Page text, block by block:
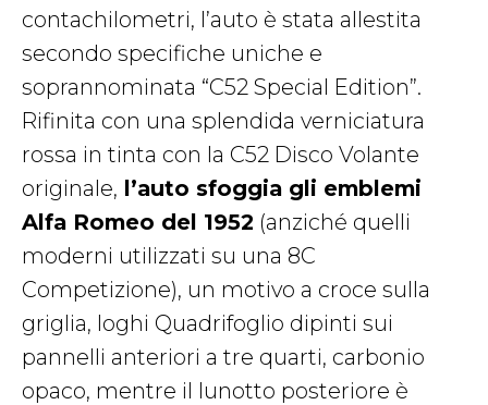
contachilometri, l’auto è stata allestita
secondo specifiche uniche e
soprannominata “C52 Special Edition”.
Rifinita con una splendida verniciatura
rossa in tinta con la C52 Disco Volante
originale, l’auto sfoggia gli emblemi
Alfa Romeo del 1952 (anziché quelli
moderni utilizzati su una 8C
Competizione), un motivo a croce sulla
griglia, loghi Quadrifoglio dipinti sui
pannelli anteriori a tre quarti, carbonio
opaco, mentre il lunotto posteriore è